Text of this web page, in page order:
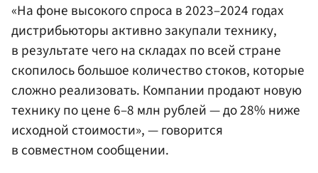
«На фоне высокого спроса в 2023–2024 годах
дистрибьюторы активно закупали технику,
в результате чего на складах по всей стране
скопилось большое количество стоков, которые
сложно реализовать. Компании продают новую
технику по цене 6–8 млн рублей — до 28% ниже
исходной стоимости», — говорится
в совместном сообщении.